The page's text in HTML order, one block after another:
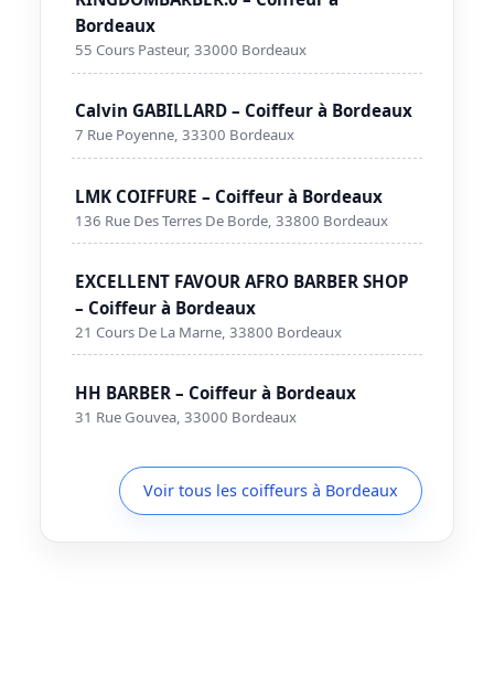
Bordeaux
55 Cours Pasteur, 33000 Bordeaux
Calvin GABILLARD – Coiffeur à Bordeaux
7 Rue Poyenne, 33300 Bordeaux
LMK COIFFURE – Coiffeur à Bordeaux
136 Rue Des Terres De Borde, 33800 Bordeaux
EXCELLENT FAVOUR AFRO BARBER SHOP
– Coiffeur à Bordeaux
21 Cours De La Marne, 33800 Bordeaux
HH BARBER – Coiffeur à Bordeaux
31 Rue Gouvea, 33000 Bordeaux
Voir tous les coiffeurs à Bordeaux